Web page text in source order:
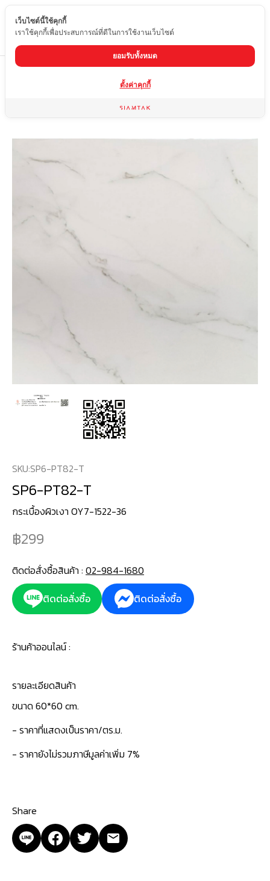
TH
กระเบื้องผิวเงา
SKU:SP6-PT82-T
SP6-PT82-T
กระเบื้องผิวเงา OY7-1522-36
299
ติดต่อสั่งซื้อสินค้า : 02-984-1680
ติดต่อสั่งซื้อ
ติดต่อสั่งซื้อ
ร้านค้าออนไลน์ :
รายละเอียดสินค้า
ขนาด 60*60 cm.
- ราคาที่แสดงเป็นราคา/ตร.ม.
- ราคายังไม่รวมภาษีมูลค่าเพิ่ม 7%
Share
เว็บไซต์นี้ใช้คุกกี้
เราใช้คุกกี้เพื่อประสบการณ์ที่ดีในการใช้งานเว็บไซต์
ยอมรับทั้งหมด
ตั้งค่าคุกกี้